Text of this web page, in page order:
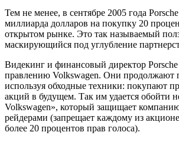
Тем не менее, в сентябре 2005 года
миллиарда долларов на покупку 20
открытом рынке. Это так называемый
маскирующийся под углубление
Видекинг и финансовый директор
правлению Volkswagen. Они продолжают
используя обходные техники: покупают
акций в будущем. Так им удается обойти
Volkswagen», который защищает компанию
рейдерами (запрещает каждому из
более 20 процентов прав голоса).